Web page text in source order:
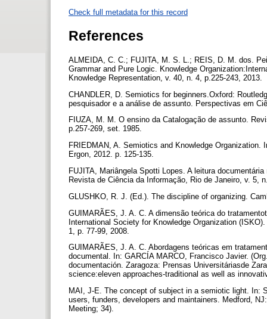
Check full metadata for this record
References
ALMEIDA, C. C.; FUJITA, M. S. L.; REIS, D. M. dos.
Grammar and Pure Logic. Knowledge
Knowledge Representation, v. 40, n. 4, p.225-243, 2013.
CHANDLER, D. Semiotics for beginners.Oxford:
pesquisador e a análise de assunto. Perspectivas em
FIUZA, M. M. O ensino da Catalogação de assunto.
p.257-269, set. 1985.
FRIEDMAN, A. Semiotics and Knowledge
Ergon, 2012. p. 125-135.
FUJITA, Mariângela Spotti Lopes. A leitura
Revista de Ciência da Informação, Rio de Janeiro, v. 5,
GLUSHKO, R. J. (Ed.). The discipline of organizing.
GUIMARÃES, J. A. C. A dimensão teórica do
International Society for Knowledge Organization
1, p. 77-99, 2008.
GUIMARÃES, J. A. C. Abordagens teóricas em
documental. In: GARCÍA MARCO, Francisco Javier.
documentación. Zaragoza: Prensas Universitáriasde
science:eleven approaches-traditional as well as
MAI, J-E. The concept of subject in a semiotic light. In:
users, funders, developers and maintainers. Medford,
Meeting; 34).